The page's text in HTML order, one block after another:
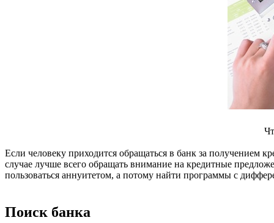
Если человеку приходится обращаться в банк за получением
случае лучше всего обращать внимание на кредитные
пользоваться аннуитетом, а потому найти программы с
Поиск банка